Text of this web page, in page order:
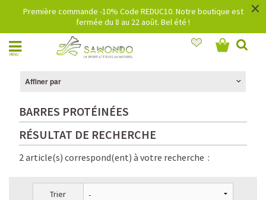
Première commande -10% Code REDUC10. Notre boutique est
fermée du 8 au 22 août. Bel été !
×
MENU
Affiner par
BARRES PROTÉINÉES
RÉSULTAT DE RECHERCHE
2 article(s) correspond(ent) à votre recherche :
Trier